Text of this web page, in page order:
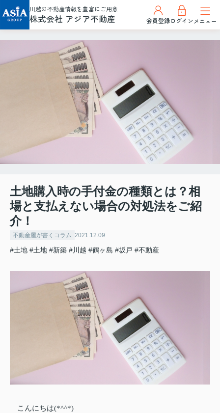
川越の不動産情報を豊富にご用意
株式会社 アジア不動産 会員登録ログインメニュー
土地購入時の手付金の種類とは？相
場と支払えない場合の対処法をご紹
介！
不動産屋が書くコラム 2021.12.09
#土地 #土地 #新築 #川越 #鶴ヶ島 #坂戸 #不動産
こんにちは(*^^*)